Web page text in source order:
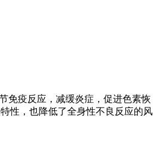
免疫反应，减缓炎症，促进色素恢
性，也降低了全身性不良反应的风